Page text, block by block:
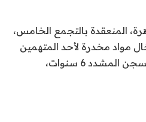
المنعقدة بالتجمع الخامس،
مواد مخدرة لأحد المتهمين
داخل قسم مدينة نصر، بالسجن المشدد 6 سنوات،